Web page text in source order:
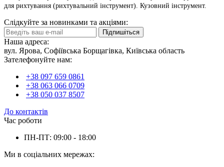
для рихтування (рихтувальний інструмент). Кузовний інструмент.
Слідкуйте за новинками та акціями:
Підпишіться
Наша адреса:
вул. Ярова, Софіївська Борщагівка, Київська область
Зателефонуйте нам:
+38 097 659 0861
+38 063 066 0709
+38 050 037 8507
До контактів
Час роботи
ПН-ПТ: 09:00 - 18:00
Ми в соціальних мережах: